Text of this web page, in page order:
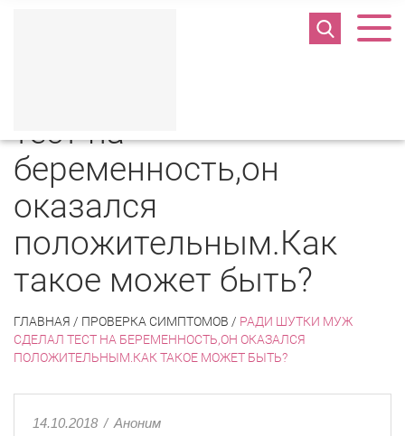
тест на
беременность,он
оказался
положительным.Как
такое может быть?
ГЛАВНАЯ / ПРОВЕРКА СИМПТОМОВ / РАДИ ШУТКИ МУЖ
СДЕЛАЛ ТЕСТ НА БЕРЕМЕННОСТЬ,ОН ОКАЗАЛСЯ
ПОЛОЖИТЕЛЬНЫМ.КАК ТАКОЕ МОЖЕТ БЫТЬ?
14.10.2018 / Аноним